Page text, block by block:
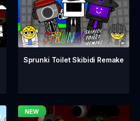
Sprunki Toilet Skibidi Remake